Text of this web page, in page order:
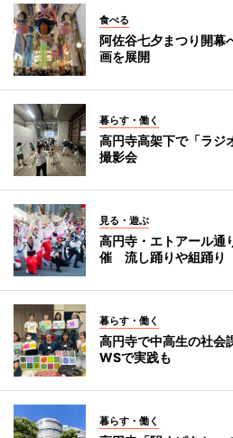
食べる
阿佐谷七夕まつり開
画を展開
暮らす・働く
高円寺高架下で「ラ
撮影会
見る・遊ぶ
高円寺・エトアール通
催 流し踊りや組踊り
暮らす・働く
高円寺で中高生の社
WSで実践も
暮らす・働く